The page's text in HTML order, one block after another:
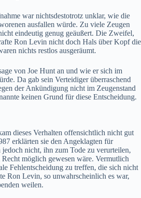
war nichtsdestotrotz unklar, wie die
ausfallen würde. Zu viele Zeugen
eindeutig genug geäußert. Die Zweifel,
Ron Levin nicht doch Hals über Kopf die
nichts restlos ausgeräumt.
von Joe Hunt an und wie er sich im
Da gab sein Verteidiger überraschend
der Ankündigung nicht im Zeugenstand
keinen Grund für diese Entscheidung.
dieses Verhalten offensichtlich nicht gut
erklärten sie den Angeklagten für
nicht, ihn zum Tode zu verurteilen,
möglich gewesen wäre. Vermutlich
Fehlentscheidung zu treffen, die sich nicht
Ron Levin, so unwahrscheinlich es war,
weilen.